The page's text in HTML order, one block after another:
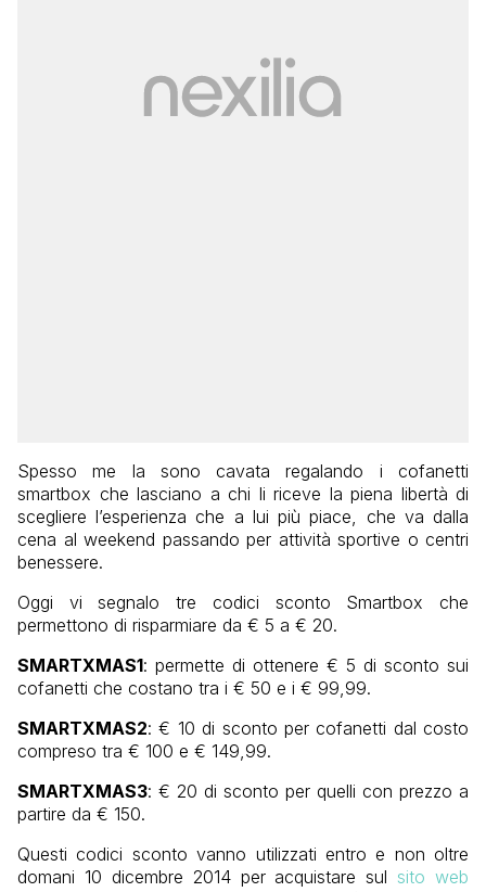
Spesso me la sono cavata regalando i cofanetti
smartbox che lasciano a chi li riceve la piena libertà di
scegliere l’esperienza che a lui più piace, che va dalla
cena al weekend passando per attività sportive o centri
benessere.
Oggi vi segnalo tre codici sconto Smartbox che
permettono di risparmiare da € 5 a € 20.
SMARTXMAS1: permette di ottenere € 5 di sconto sui
cofanetti che costano tra i € 50 e i € 99,99.
SMARTXMAS2: € 10 di sconto per cofanetti dal costo
compreso tra € 100 e € 149,99.
SMARTXMAS3: € 20 di sconto per quelli con prezzo a
partire da € 150.
Questi codici sconto vanno utilizzati entro e non oltre
domani 10 dicembre 2014 per acquistare sul sito web